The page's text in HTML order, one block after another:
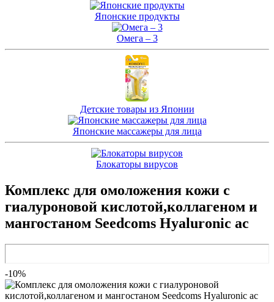
Японские продукты
Омега – 3
Детские товары из Японии
Японские массажеры для лица
Блокаторы вирусов
Комплекс для омоложения кожи с
гиалуроновой кислотой,коллагеном и
мангостаном Seedcoms Hyaluronic ac
-10%